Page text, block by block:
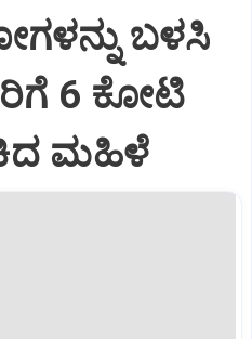
ಬಳಸಿ
6 ಕೋಟಿ
ಮಹಿಳೆ